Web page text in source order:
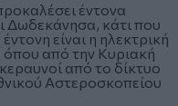
έντονα
Δωδεκάνησα, κάτι που
είναι η ηλεκτρική
από την Κυριακή
από το δίκτυο
Αστεροσκοπείου